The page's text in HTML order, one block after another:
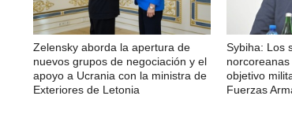
Zelensky aborda la apertura de
nuevos grupos de negociación y el
apoyo a Ucrania con la ministra de
Exteriores de Letonia
Sybiha: Los
objetivo
Fuerzas